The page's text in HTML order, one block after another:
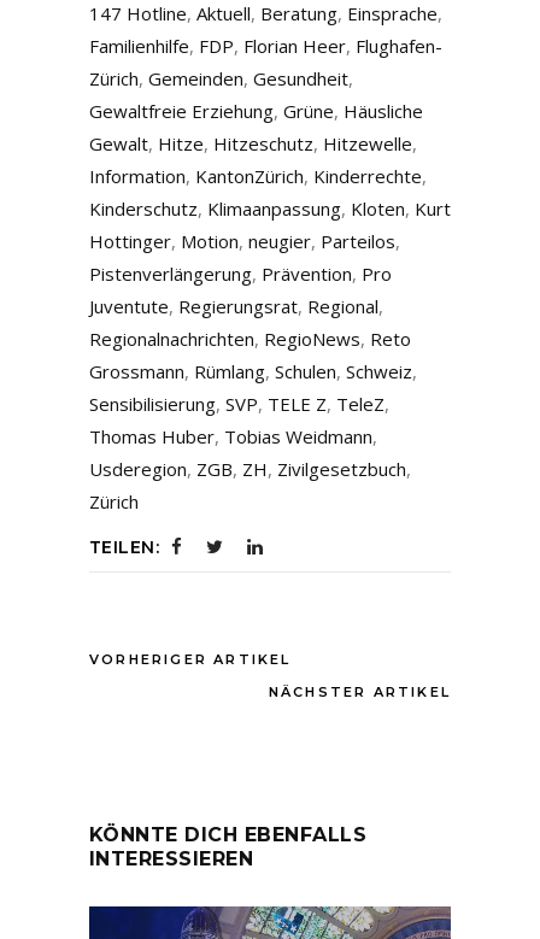
147 Hotline, Aktuell, Beratung, Einsprache,
Familienhilfe, FDP, Florian Heer, Flughafen-
Zürich, Gemeinden, Gesundheit,
Gewaltfreie Erziehung, Grüne, Häusliche
Gewalt, Hitze, Hitzeschutz, Hitzewelle,
Information, KantonZürich, Kinderrechte,
Kinderschutz, Klimaanpassung, Kloten, Kurt
Hottinger, Motion, neugier, Parteilos,
Pistenverlängerung, Prävention, Pro
Juventute, Regierungsrat, Regional,
Regionalnachrichten, RegioNews, Reto
Grossmann, Rümlang, Schulen, Schweiz,
Sensibilisierung, SVP, TELE Z, TeleZ,
Thomas Huber, Tobias Weidmann,
Usderegion, ZGB, ZH, Zivilgesetzbuch,
Zürich
TEILEN:
VORHERIGER ARTIKEL
NÄCHSTER ARTIKEL
KÖNNTE DICH EBENFALLS
INTERESSIEREN